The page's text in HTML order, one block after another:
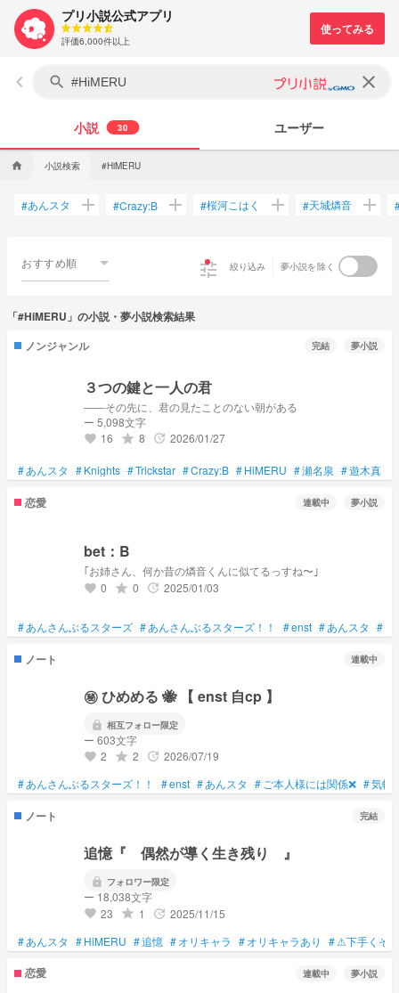
プリ小説公式アプリ
評価6,000件以上
keyboard_arrow_left search clear
小説 30 ユーザー
home 小説検索 #HiMERU
#あんスタ add #Crazy:B add #桜河こはく add #天城燐音 add
おすすめ順 tune 絞り込み 夢小説を除く
「#HiMERU」の小説・夢小説検索結果
ノンジャンル
完結 夢小説
３つの鍵と一人の君
――その先に、君の見たことのない朝がある
ー 5,098文字
favorite 16 grade 8 update 2026/01/27
#あんスタ #Knights #Trickstar #Crazy:B #HiMERU #瀬名泉 #遊木真
恋愛 連載中 夢小説
bet：B
｢お姉さん、何か昔の燐音くんに似てるっすね〜｣
favorite 0 grade 0 update 2025/01/03
#あんさんぶるスターズ #あんさんぶるスターズ！！ #enst #あんスタ #
ノート 連載中
㊙️ ひめめる 🐝 【 enst 自cp 】
lock 相互フォロー限定
ー 603文字
favorite 2 grade 2 update 2026/07/19
#あんさんぶるスターズ！！ #enst #あんスタ #ご本人様には関係❌ #気軽
ノート 完結
追憶『 偶然が導く生き残り 』
lock フォロワー限定
ー 18,038文字
favorite 23 grade 1 update 2025/11/15
#あんスタ #HiMERU #追憶 #オリキャラ #オリキャラあり #⚠下手くそ⚠
恋愛 連載中 夢小説